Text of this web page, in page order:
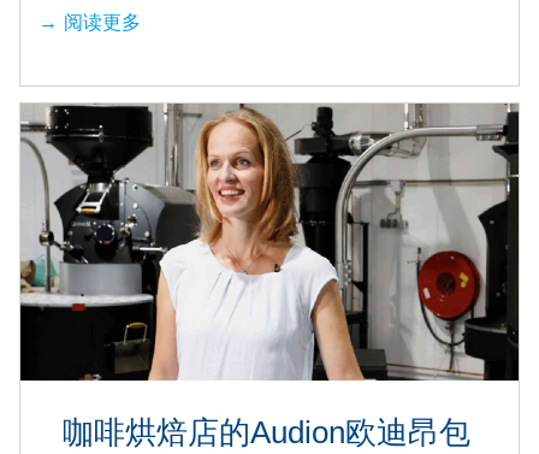
阅读更多
咖啡烘焙店的Audion欧迪昂包